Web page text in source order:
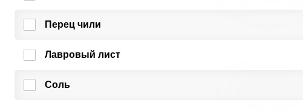
Перец чили
Лавровый лист
Соль